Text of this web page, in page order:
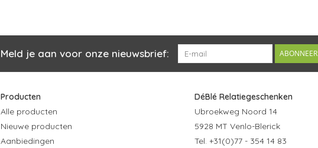
Meld je aan voor onze nieuwsbrief: ABONNEER
Producten
Alle producten
Nieuwe producten
Aanbiedingen
DéBlé Relatiegeschenken
Ubroekweg Noord 14
5928 MT Venlo-Blerick
Tel. +31(0)77 - 354 14 83